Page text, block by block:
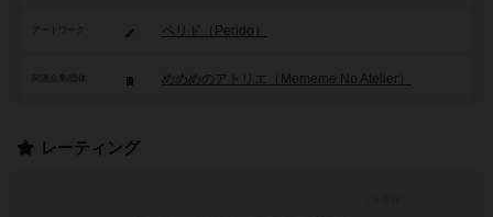
アートワーク ペリド（Perido）
めめめのアトリエ（Mememe No Atelier）
レーティング